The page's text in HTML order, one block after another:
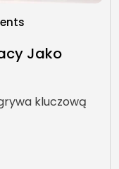
Jako
kluczową